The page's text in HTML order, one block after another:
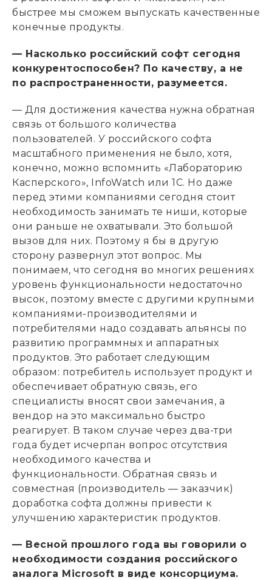
быстрее мы сможем выпускать качественные
конечные продукты.
— Насколько российский софт сегодня
конкурентоспособен? По качеству, а не
по распространенности, разумеется.
— Для достижения качества нужна обратная
связь от большого количества
пользователей. У российского софта
масштабного применения не было, хотя,
конечно, можно вспомнить «Лабораторию
Касперского», InfoWatch или 1С. Но даже
перед этими компаниями сегодня стоит
необходимость занимать те ниши, которые
они раньше не охватывали. Это большой
вызов для них. Поэтому я бы в другую
сторону развернул этот вопрос. Мы
понимаем, что сегодня во многих решениях
уровень функциональности недостаточно
высок, поэтому вместе с другими крупными
компаниями-производителями и
потребителями надо создавать альянсы по
развитию программных и аппаратных
продуктов. Это работает следующим
образом: потребитель использует продукт и
обеспечивает обратную связь, его
специалисты вносят свои замечания, а
вендор на это максимально быстро
реагирует. В таком случае через два-три
года будет исчерпан вопрос отсутствия
необходимого качества и
функциональности. Обратная связь и
совместная (производитель — заказчик)
доработка софта должны привести к
улучшению характеристик продуктов.
— Весной прошлого года вы говорили о
необходимости создания российского
аналога Microsoft в виде консорциума.